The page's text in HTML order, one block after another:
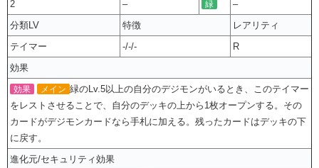
2
– 緑
–
分類LV
特徴
レアリティ
テイマー
-/-/-
R
効果
効果 メイン 緑のLv.5以上の自分のデジモンがいるとき、このテイマー
をレストさせることで、自分のデッキの上から1枚オープンする。その
カードがデジモンカードなら手札に加える。残ったカードはデッキの下
に戻す。
進化元/セキュリティ効果